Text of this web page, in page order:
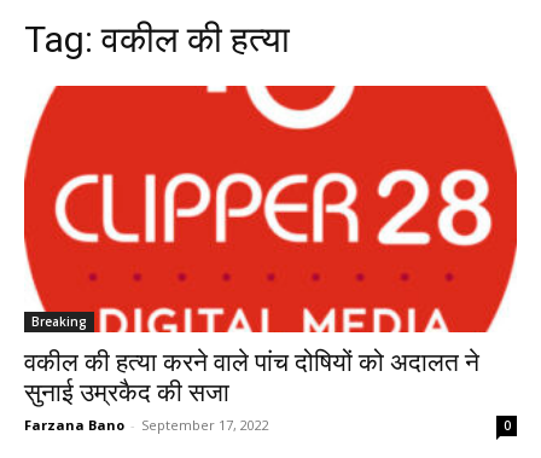
Tag:वकील की हत्या
Breaking
वकील की हत्या करने वाले पांच दोषियों को अदालत ने
सुनाई उम्रकैद की सजा
Farzana Bano - September 17, 2022 0